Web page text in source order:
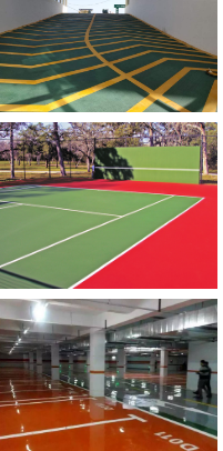
河南硅PU球场地坪
郑
州
环
氧
自
流
平
地